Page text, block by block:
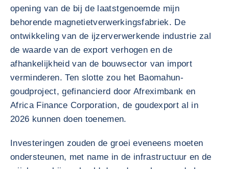
opening van de bij de laatstgenoemde mijn
behorende magnetietverwerkingsfabriek. De
ontwikkeling van de ijzerverwerkende industrie zal
de waarde van de export verhogen en de
afhankelijkheid van de bouwsector van import
verminderen. Ten slotte zou het Baomahun-
goudproject, gefinancierd door Afreximbank en
Africa Finance Corporation, de goudexport al in
2026 kunnen doen toenemen.
Investeringen zouden de groei eveneens moeten
ondersteunen, met name in de infrastructuur en de